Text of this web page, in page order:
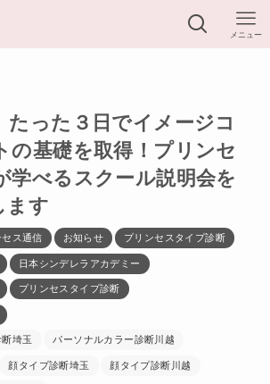
メニュー
たった３日でイメージコ
の基礎を取得！プリンセ
学べるスクール説明会を
ます
セス通信 お知らせ プリンセスタイプ診断
日本シンデレラアカデミー
プリンセスタイプ診断
埼玉 パーソナルカラー診断川越
顔タイプ診断埼玉 顔タイプ診断川越